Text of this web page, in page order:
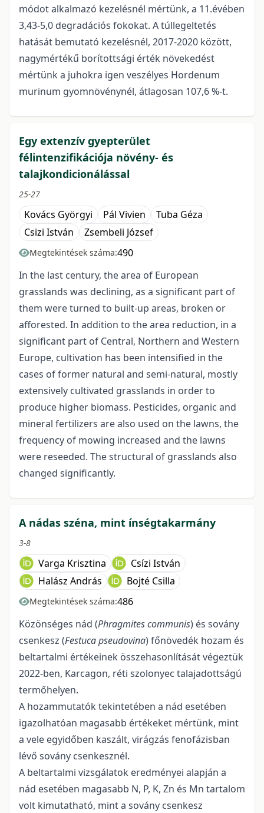
módot alkalmazó kezelésnél mértünk, a 11.évében
3,43-5,0 degradációs fokokat. A túllegeltetés
hatását bemutató kezelésnél, 2017-2020 között,
nagymértékű borítottsági érték növekedést
mértünk a juhokra igen veszélyes Hordenum
murinum gyomnövénynél, átlagosan 107,6 %-t.
Egy extenzív gyepterület
félintenzifikációja növény- és
talajkondicionálással
25-27
Kovács Györgyi Pál Vivien
Tuba Géza
Csizi István
Zsembeli József
Megtekintések száma:490
In the last century, the area of European
grasslands was declining, as a significant part of
them were turned to built-up areas, broken or
afforested. In addition to the area reduction, in a
significant part of Central, Northern and Western
Europe, cultivation has been intensified in the
cases of former natural and semi-natural, mostly
extensively cultivated grasslands in order to
produce higher biomass. Pesticides, organic and
mineral fertilizers are also used on the lawns, the
frequency of mowing increased and the lawns
were reseeded. The structural of grasslands also
changed significantly.
A nádas széna, mint ínségtakarmány
3-8
Varga Krisztina
Csízi István
Halász András
Bojté Csilla
Megtekintések száma:486
Közönséges nád (Phragmites communis) és sovány
csenkesz (Festuca pseudovina) főnövedék hozam és
beltartalmi értékeinek összehasonlítását végeztük
2022-ben, Karcagon, réti szolonyec talajadottságú
termőhelyen.
A hozammutatók tekintetében a nád esetében
igazolhatóan magasabb értékeket mértünk, mint
a vele egyidőben kaszált, virágzás fenofázisban
lévő sovány csenkesznél.
A beltartalmi vizsgálatok eredményei alapján a
nád esetében magasabb N, P, K, Zn és Mn tartalom
volt kimutatható, mint a sovány csenkesz